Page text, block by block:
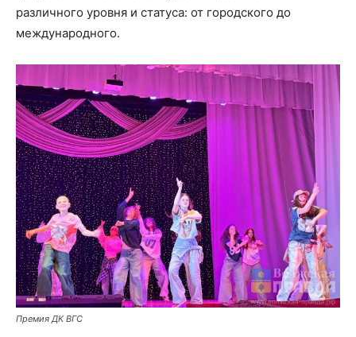
различного уровня и статуса: от городского до
международного.
Премия ДК ВГС